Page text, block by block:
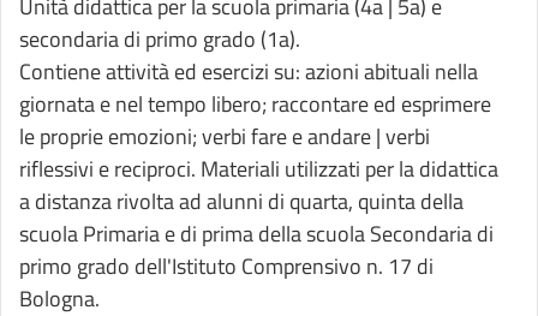
secondaria di primo grado (1a).
Contiene attività ed esercizi su: azioni abituali nella
giornata e nel tempo libero; raccontare ed esprimere
le proprie emozioni; verbi fare e andare | verbi
riflessivi e reciproci. Materiali utilizzati per la didattica
a distanza rivolta ad alunni di quarta, quinta della
scuola Primaria e di prima della scuola Secondaria di
primo grado dell'Istituto Comprensivo n. 17 di
Bologna.